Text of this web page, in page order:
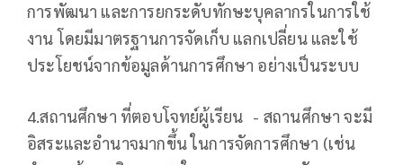
การพัฒนา และการยกระดับทักษะบุคลากรในการใช้
งาน โดยมีมาตรฐานการจัดเก็บ แลกเปลี่ยน และใช้
ประโยชน์จากข้อมูลด้านการศึกษา อย่างเป็นระบบ
4.สถานศึกษา ที่ตอบโจทย์ผู้เรียน - สถานศึกษา จะมี
อิสระและอำนาจมากขึ้น ในการจัดการศึกษา (เช่น